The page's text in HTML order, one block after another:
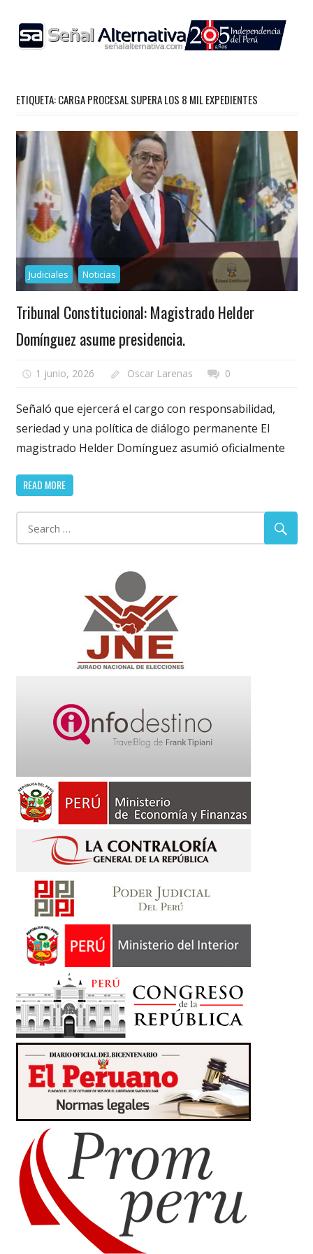
content
ETIQUETA:CARGA PROCESAL SUPERA LOS 8 MIL EXPEDIENTES
Judiciales Noticias
Tribunal Constitucional: Magistrado Helder
Domínguez asume presidencia.
1 junio, 2026 Oscar Larenas 0
Señaló que ejercerá el cargo con responsabilidad,
seriedad y una política de diálogo permanente El
magistrado Helder Domínguez asumió oficialmente
READ MORE